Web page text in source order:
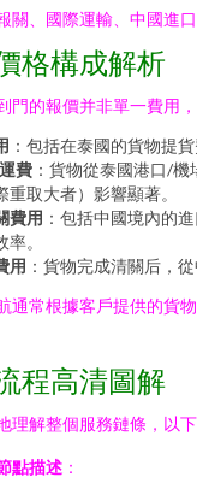
關、國際運輸、中國進
格構成解析
門的報價并非單一費用
：包括在泰國的貨物提
費 ：貨物從泰國港口/
重取大者）影響顯著。
費用 ：包括中國境內的
。
用 ：貨物完成清關后，
通常根據客戶提供的貨
程高清圖解
理解整個服務鏈條，以
點描述 ：